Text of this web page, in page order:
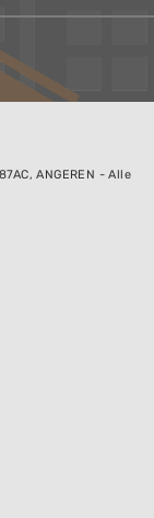
ANGEREN - Alle